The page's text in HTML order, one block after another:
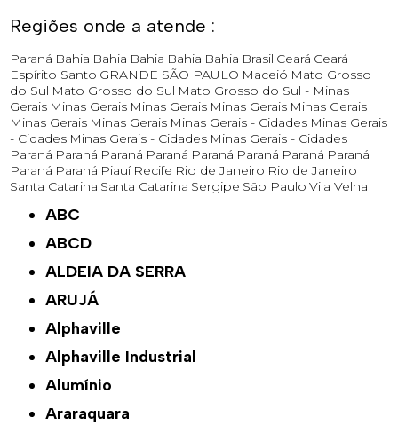
Regiões onde a atende :
Paraná Bahia Bahia Bahia Bahia Bahia Brasil Ceará Ceará
Espírito Santo GRANDE SÃO PAULO Maceió Mato Grosso
do Sul Mato Grosso do Sul Mato Grosso do Sul - Minas
Gerais Minas Gerais Minas Gerais Minas Gerais Minas Gerais
Minas Gerais Minas Gerais Minas Gerais - Cidades Minas Gerais
- Cidades Minas Gerais - Cidades Minas Gerais - Cidades
Paraná Paraná Paraná Paraná Paraná Paraná Paraná Paraná
Paraná Paraná Piauí Recife Rio de Janeiro Rio de Janeiro
Santa Catarina Santa Catarina Sergipe São Paulo Vila Velha
ABC
ABCD
ALDEIA DA SERRA
ARUJÁ
Alphaville
Alphaville Industrial
Alumínio
Araraquara